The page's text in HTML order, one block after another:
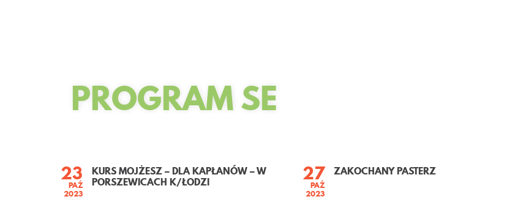
PROGRAM SE
23
PAŹ
2023
KURS MOJŻESZ – DLA KAPŁANÓW – W
PORSZEWICACH K/ŁODZI
27
PAŹ
2023
ZAKOCHANY PASTERZ